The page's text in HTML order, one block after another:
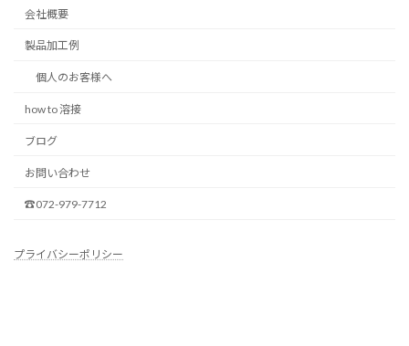
会社概要
製品加工例
個人のお客様へ
how to 溶接
ブログ
お問い合わせ
☎072-979-7712
プライバシーポリシー